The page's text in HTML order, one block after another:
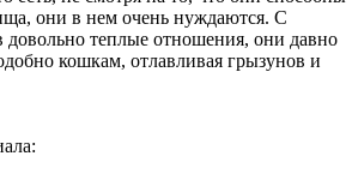
они в нем очень нуждаются. С
довольно теплые отношения, они давно
кошкам, отлавливая грызунов и